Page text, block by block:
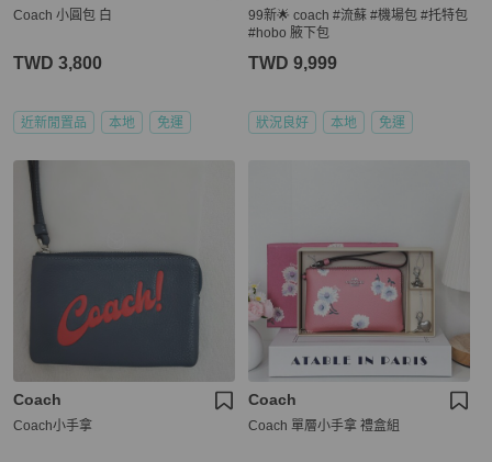
Coach 小圓包 白
TWD 3,800
近新閒置品 本地 免運
99新🌟 coach #流蘇 #機場包 #托特包
#hobo 腋下包
TWD 9,999
狀況良好 本地 免運
Coach
Coach小手拿
Coach
Coach 單層小手拿 禮盒組